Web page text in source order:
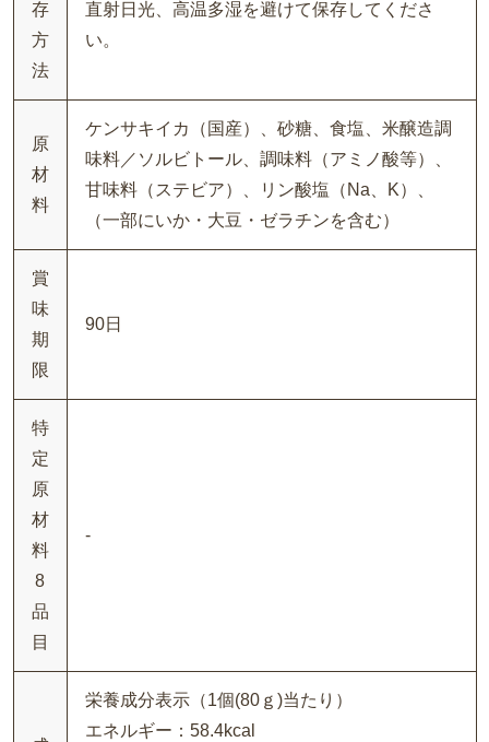
存
方
法
直射日光、高温多湿を避けて保存してくださ
い。
原
材
料
ケンサキイカ（国産）、砂糖、食塩、米醸造調
味料／ソルビトール、調味料（アミノ酸等）、
甘味料（ステビア）、リン酸塩（Na、K）、
（一部にいか・大豆・ゼラチンを含む）
賞
味
期
限
90日
特
定
原
材
料
8
品
目
-
栄養成分表示（1個(80ｇ)当たり）
エネルギー：58.4kcal